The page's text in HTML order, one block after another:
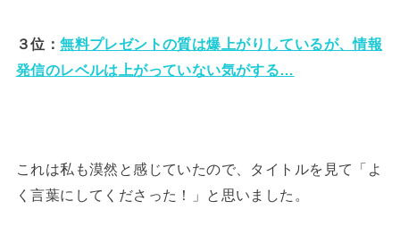
３位：無料プレゼントの質は爆上がりしているが、情報
発信のレベルは上がっていない気がする…
これは私も漠然と感じていたので、タイトルを見て「よ
く言葉にしてくださった！」と思いました。